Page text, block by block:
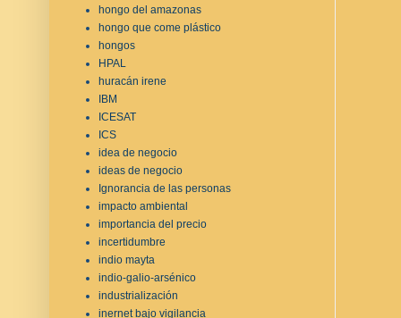
hongo del amazonas
hongo que come plástico
hongos
HPAL
huracán irene
IBM
ICESAT
ICS
idea de negocio
ideas de negocio
Ignorancia de las personas
impacto ambiental
importancia del precio
incertidumbre
indio mayta
indio-galio-arsénico
industrialización
inernet bajo vigilancia